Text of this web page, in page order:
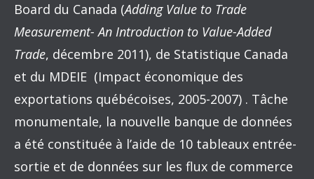
Board du Canada (Adding Value to Trade
Measurement- An Introduction to Value-Added
Trade, décembre 2011), de Statistique Canada
et du MDEIE (Impact économique des
exportations québécoises, 2005-2007) . Tâche
monumentale, la nouvelle banque de données
a été constituée à l’aide de 10 tableaux entrée-
sortie et de données sur les flux de commerce